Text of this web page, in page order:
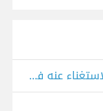
برأيك هل يمكن استبدال الهاشتاغ او الاستغناء عنه في منصات التواصل الاجتماعي